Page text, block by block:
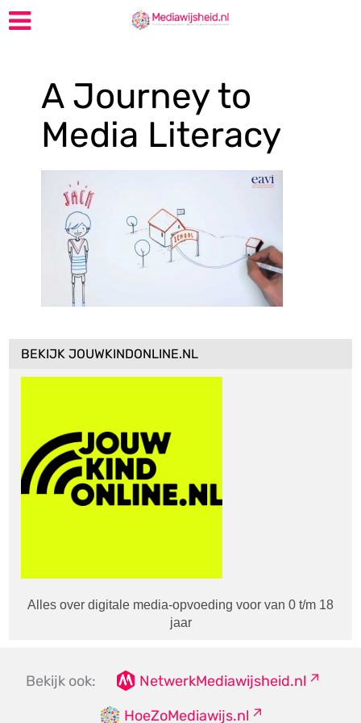
A Journey to
Media Literacy
BEKIJK JOUWKINDONLINE.NL
Alles over digitale media-opvoeding voor van 0 t/m 18
jaar
Bekijk ook:
NetwerkMediawijsheid.nl
HoeZoMediawijs.nl